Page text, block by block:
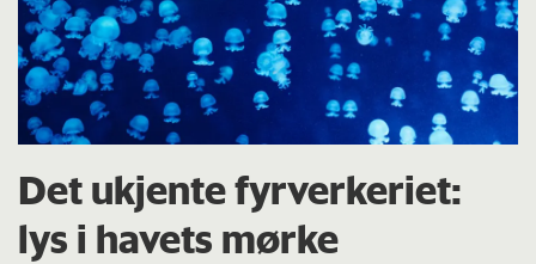
Det ukjente fyrverkeriet:
lys i havets mørke